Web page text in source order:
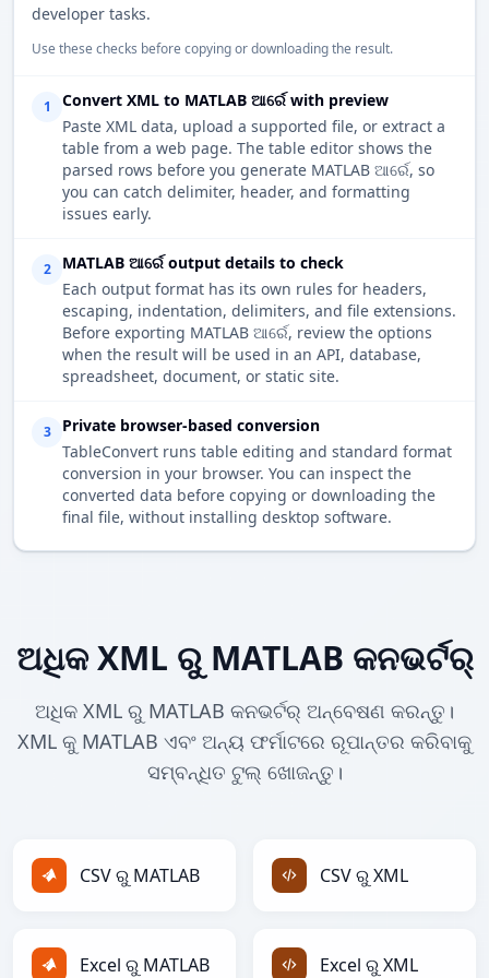
developer tasks.
Use these checks before copying or downloading the result.
1
Convert XML to MATLAB ଆର୍ରେ with preview
Paste XML data, upload a supported file, or extract a
table from a web page. The table editor shows the
parsed rows before you generate MATLAB ଆର୍ରେ, so
you can catch delimiter, header, and formatting
issues early.
2
MATLAB ଆର୍ରେ output details to check
Each output format has its own rules for headers,
escaping, indentation, delimiters, and file extensions.
Before exporting MATLAB ଆର୍ରେ, review the options
when the result will be used in an API, database,
spreadsheet, document, or static site.
3
Private browser-based conversion
TableConvert runs table editing and standard format
conversion in your browser. You can inspect the
converted data before copying or downloading the
final file, without installing desktop software.
ଅଧିକ XML ରୁ MATLAB କନଭର୍ଟର୍
ଅଧିକ XML ରୁ MATLAB କନଭର୍ଟର୍ ଅନ୍ବେଷଣ କରନ୍ତୁ।
XML କୁ MATLAB ଏବଂ ଅନ୍ୟ ଫର୍ମାଟରେ ରୂପାନ୍ତର କରିବାକୁ
ସମ୍ବନ୍ଧିତ ଟୁଲ୍ ଖୋଜନ୍ତୁ।
CSV ରୁ MATLAB CSV ରୁ XML
Excel ରୁ MATLAB Excel ରୁ XML